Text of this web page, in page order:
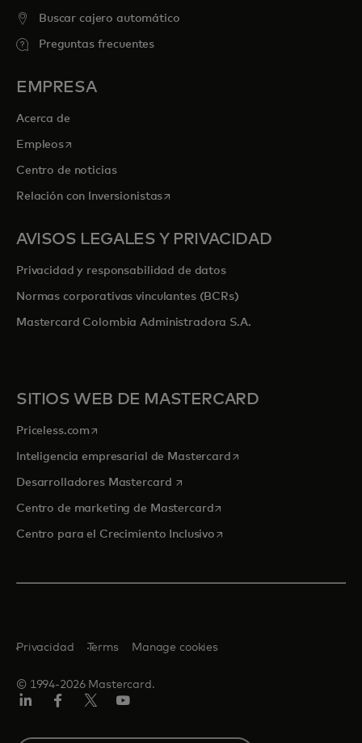
Buscar cajero automático
Preguntas frecuentes
EMPRESA
Acerca de
Empleosse abre en una pestaña nueva
Centro de noticias
Relación con Inversionistasse abre en una pestaña nueva
AVISOS LEGALES Y PRIVACIDAD
Privacidad y responsabilidad de datos
Normas corporativas vinculantes (BCRs)
Mastercard Colombia Administradora S.A.
SITIOS WEB DE MASTERCARD
Priceless.com se abre en una pestaña nueva
Inteligencia empresarial de Mastercardse abre en una pestaña
Desarrolladores Mastercard se abre en una pestaña nueva
Centro de marketing de Mastercardse abre en una pestaña
Centro para el Crecimiento Inclusivose abre en una pestaña
© 1994-2026 Mastercard.
Privacidad Terms Manage cookies